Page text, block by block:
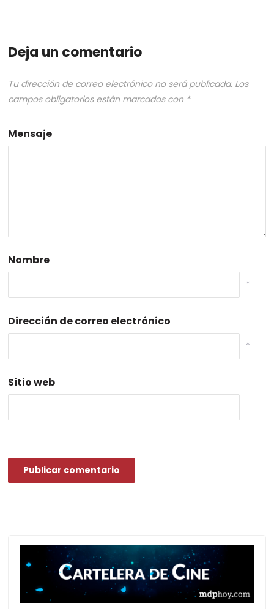
Deja un comentario
Tu dirección de correo electrónico no será publicada. Los
campos obligatorios están marcados con *
Mensaje
Nombre
*
Dirección de correo electrónico
*
Sitio web